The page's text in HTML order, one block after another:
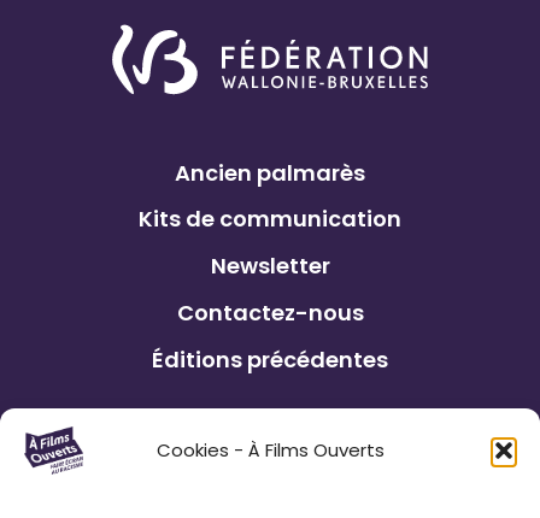
Cookies - À Films Ouverts
Ancien palmarès
Kits de communication
Newsletter
Contactez-nous
Éditions précédentes
Le Festival À Films Ouverts et ses
partenaires associatifs proposent à son